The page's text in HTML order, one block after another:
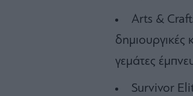
Arts &
δημιουργικές
γεμάτες
Survivor